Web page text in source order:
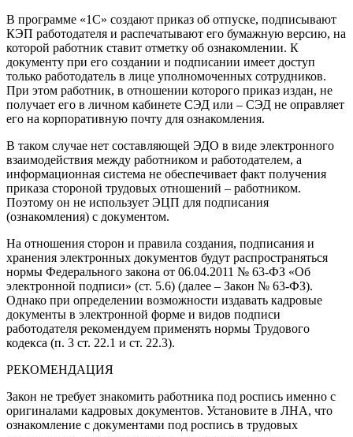
В программе «1С» создают приказ об отпуске, подписывают
КЭП работодателя и распечатывают его бумажную версию, на
которой работник ставит отметку об ознакомлении. К
документу при его создании и подписании имеет доступ
только работодатель в лице уполномоченных сотрудников.
При этом работник, в отношении которого приказ издан, не
получает его в личном кабинете СЭД или – СЭД не оправляет
его на корпоративную почту для ознакомления.
В таком случае нет составляющей ЭДО в виде электронного
взаимодействия между работником и работодателем, а
информационная система не обеспечивает факт получения
приказа стороной трудовых отношений – работником.
Поэтому он не использует ЭЦП для подписания
(ознакомления) с документом.
На отношения сторон и правила создания, подписания и
хранения электронных документов будут распространяться
нормы Федерального закона от 06.04.2011 № 63-ФЗ «Об
электронной подписи» (ст. 5.6) (далее – Закон № 63-ФЗ).
Однако при определении возможности издавать кадровые
документы в электронной форме и видов подписи
работодателя рекомендуем применять нормы Трудового
кодекса (п. 3 ст. 22.1 и ст. 22.3).
РЕКОМЕНДАЦИЯ
Закон не требует знакомить работника под роспись именно с
оригиналами кадровых документов. Установите в ЛНА, что
ознакомление с документами под роспись в трудовых